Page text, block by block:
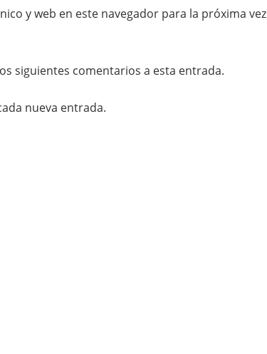
y web en este navegador para la próxima vez
siguientes comentarios a esta entrada.
nueva entrada.